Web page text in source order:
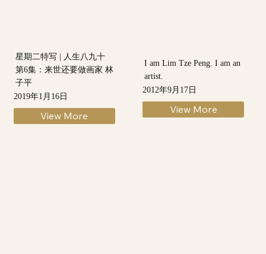
星期二特写 | 人生八九十
第6集：来世还要做画家 林
子平
2019年1月16日
View More
I am Lim Tze Peng. I am an
artist.
2012年9月17日
View More